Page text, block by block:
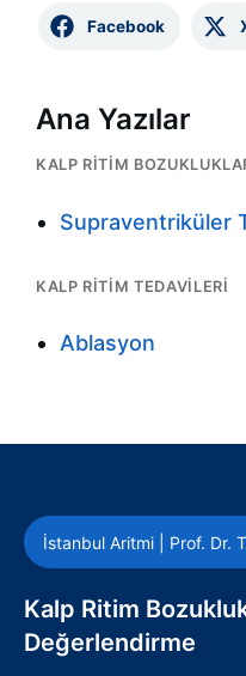
Facebook
Ana Yazılar
KALP RITIM
Supraventriküler
KALP RITIM TEDAVILERI
Ablasyon
İstanbul Aritmi | Prof. Dr.
Kalp Ritim
Değerlendirme